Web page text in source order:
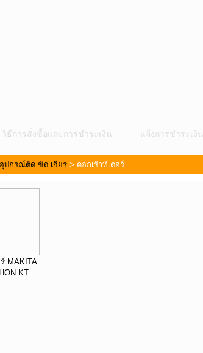
วิธีการสั่งซื้อและการชำระเงิน แจ้งการชำระเงิน
ปกรณ์ตัด ขัด เจียร > ดอกเร้าท์เตอร์
MAKITA
KT